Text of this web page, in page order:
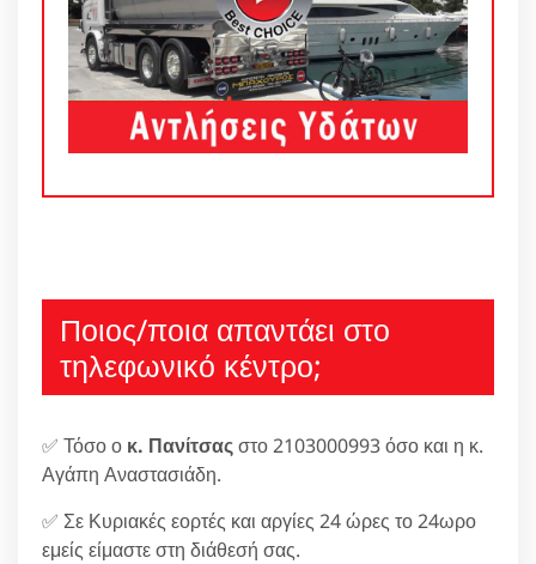
Ποιος/ποια απαντάει στο
τηλεφωνικό κέντρο;
✅ Τόσο ο κ. Πανίτσαςστο 2103000993 όσο και η κ.
Αγάπη Αναστασιάδη.
✅ Σε Κυριακές εορτές και αργίες 24 ώρες το 24ωρο
εμείς είμαστε στη διάθεσή σας.